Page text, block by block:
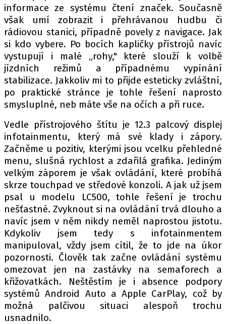
informace ze systému čtení značek. Současně
však umí zobrazit i přehrávanou hudbu či
rádiovou stanici, případně povely z navigace. Jak
si kdo vybere. Po bocích kapličky přístrojů navíc
vystupují i malé „rohy," které slouží k volbě
jízdních režimů a případnému vypínání
stabilizace. Jakkoliv mi to přijde esteticky zvláštní,
po praktické stránce je tohle řešení naprosto
smysluplné, neb máte vše na očích a při ruce.
Vedle přístrojového štítu je 12.3 palcový displej
infotainmentu, který má své klady i zápory.
Začněme u pozitiv, kterými jsou vcelku přehledné
menu, slušná rychlost a zdařilá grafika. Jediným
velkým záporem je však ovládání, které probíhá
skrze touchpad ve středové konzoli. A jak už jsem
psal u modelu LC500, tohle řešení je trochu
nešťastné. Zvyknout si na ovládání trvá dlouho a
navíc jsem v něm nikdy neměl naprostou jistotu.
Kdykoliv jsem tedy s infotainmentem
manipuloval, vždy jsem cítil, že to jde na úkor
pozornosti. Člověk tak začne ovládání systému
omezovat jen na zastávky na semaforech a
křižovatkách. Neštěstím je i absence podpory
systémů Android Auto a Apple CarPlay, což by
možná palčivou situaci alespoň trochu
usnadnilo.